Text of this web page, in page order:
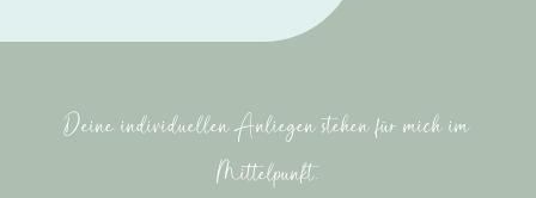
Deine individuellen Anliegen stehen für mich im
Mittelpunkt.